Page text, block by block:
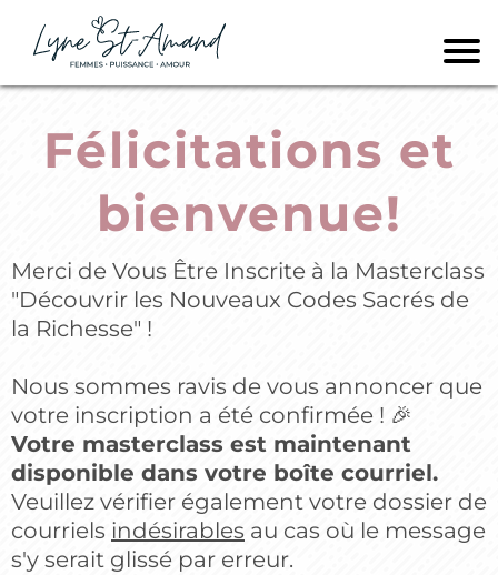
Félicitations et
bienvenue!
Merci de Vous Être Inscrite à la Masterclass
"Découvrir les Nouveaux Codes Sacrés de
la Richesse" !
Nous sommes ravis de vous annoncer que
votre inscription a été confirmée ! 🎉
Votre masterclass est maintenant
disponible dans votre boîte courriel.
Veuillez vérifier également votre dossier de
courriels indésirables au cas où le message
s'y serait glissé par erreur.